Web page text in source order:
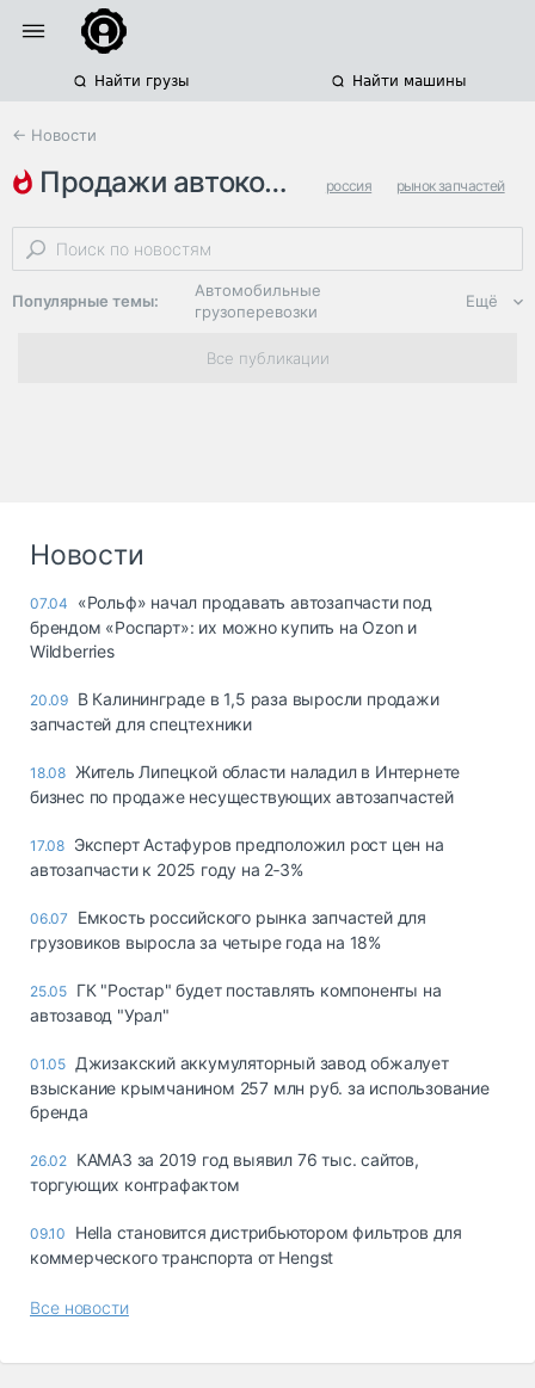
Найти грузы Найти машины
← Новости
продажи автокомпонентов россия рынок запчастей
набережные челны
Популярные темы:
Автомобильные
грузоперевозки
Региональная
логистика
опасные грузы
Таможня и ВЭД
грузовые
терминалы
транспорт
Автосервис,
Топливо, масла и
Ещё
Все публикации
Новости
07.04
«Рольф» начал продавать автозапчасти под
брендом «Роспарт»: их можно купить на Ozon и
Wildberries
20.09 В Калининграде в 1,5 раза выросли продажи
запчастей для спецтехники
18.08 Житель Липецкой области наладил в Интернете
бизнес по продаже несуществующих автозапчастей
17.08 Эксперт Астафуров предположил рост цен на
автозапчасти к 2025 году на 2‑3%
06.07
Емкость российского рынка запчастей для
грузовиков выросла за четыре года на 18%
25.05 ГК "Ростар" будет поставлять компоненты на
автозавод "Урал"
01.05 Джизакский аккумуляторный завод обжалует
взыскание крымчанином 257 млн руб. за использование
бренда
26.02 КАМАЗ за 2019 год выявил 76 тыс. сайтов,
торгующих контрафактом
09.10
Hella становится дистрибьютором фильтров для
коммерческого транспорта от Hengst
Все новости